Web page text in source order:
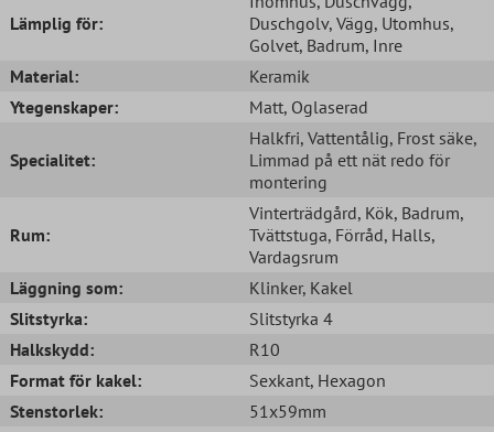
Lämplig för:
Duschgolv, Vägg, Utomhus,
Golvet, Badrum, Inre
Material:
Keramik
Ytegenskaper:
Matt, Oglaserad
Specialitet:
Halkfri, Vattentålig, Frost säke,
Limmad på ett nät redo för
montering
Rum:
Vinterträdgård, Kök, Badrum,
Tvättstuga, Förråd, Halls,
Vardagsrum
Läggning som:
Klinker, Kakel
Slitstyrka:
Slitstyrka 4
Halkskydd:
R10
Format för kakel:
Sexkant, Hexagon
Stenstorlek:
51x59mm